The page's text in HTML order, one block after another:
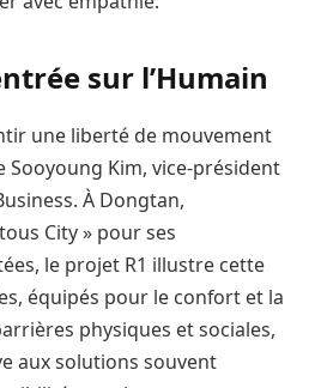
sur l’Humain
une liberté de mouvement
Sooyoung Kim, vice-président
À Dongtan,
City » pour ses
le projet R1 illustre cette
équipés pour le confort et la
physiques et sociales,
aux solutions souvent